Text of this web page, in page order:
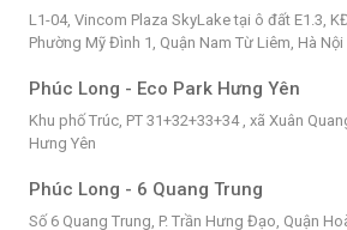
L1-04, Vincom Plaza SkyLake tại ô đất E1.3,
Phường Mỹ Đình 1, Quận Nam Từ Liêm, Hà Nội
Phúc Long - Eco Park Hưng Yên
Khu phố Trúc, PT 31+32+33+34 , xã Xuân
Hưng Yên
Phúc Long - 6 Quang Trung
Số 6 Quang Trung, P. Trần Hưng Đạo, Quận